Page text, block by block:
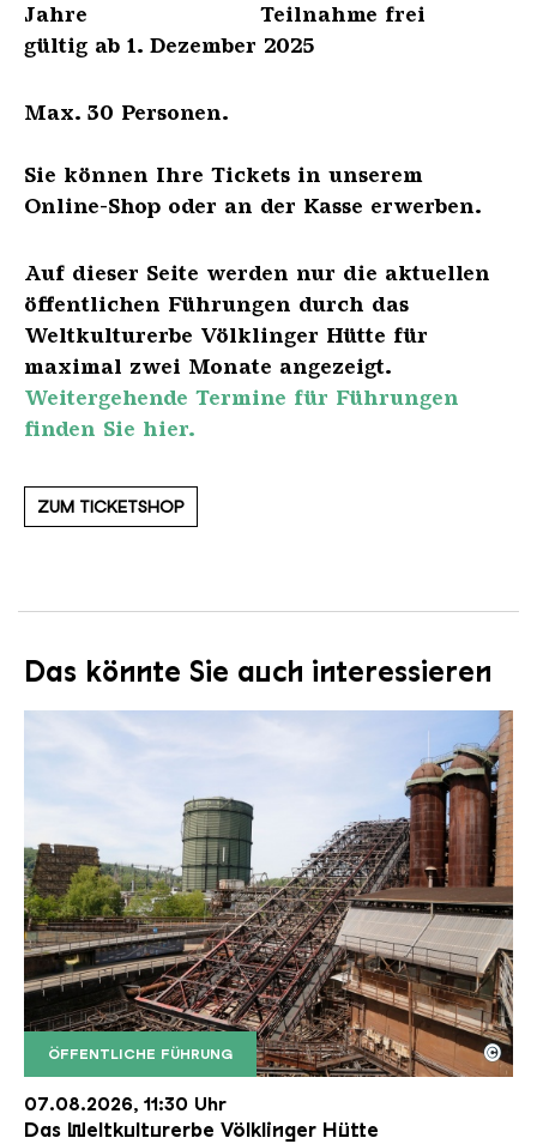
Jahre Teilnahme frei
gültig ab 1. Dezember 2025
Max. 30 Personen.
Sie können Ihre Tickets in unserem
Online-Shop oder an der Kasse erwerben.
Auf dieser Seite werden nur die aktuellen
öffentlichen Führungen durch das
Weltkulturerbe Völklinger Hütte für
maximal zwei Monate angezeigt.
Weitergehende Termine für Führungen
finden Sie hier.
ZUM TICKETSHOP
Das könnte Sie auch interessieren
ÖFFENTLICHE FÜHRUNG
Der Erzschrägaufzug der Völklinger Hütte mit
Copyright: Weltkulturerbe Völklinger Hütte | Karl
©
07.08.2026, 11:30 Uhr
Das Weltkulturerbe Völklinger Hütte